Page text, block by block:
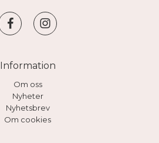
Information
Om oss
Nyheter
Nyhetsbrev
Om cookies